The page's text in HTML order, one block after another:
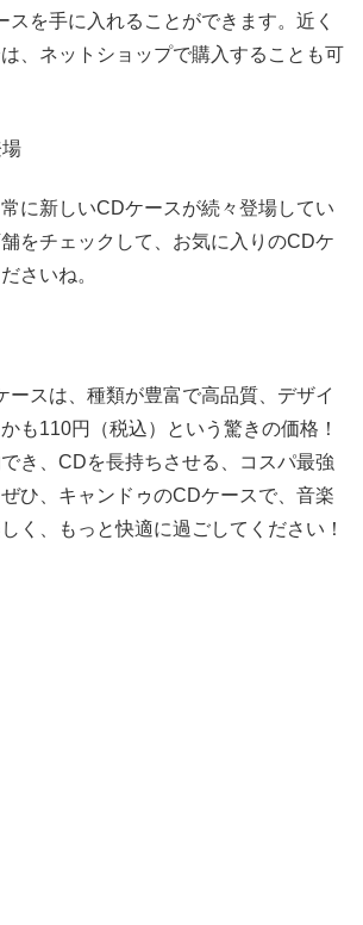
スを手に入れることができます。近く
、ネットショップで購入することも可
に新しいCDケースが続々登場してい
をチェックして、お気に入りのCDケ
さいね。
ースは、種類が豊富で高品質、デザイ
も110円（税込）という驚きの価格！
き、CDを長持ちさせる、コスパ最強
ひ、キャンドゥのCDケースで、音楽
く、もっと快適に過ごしてください！